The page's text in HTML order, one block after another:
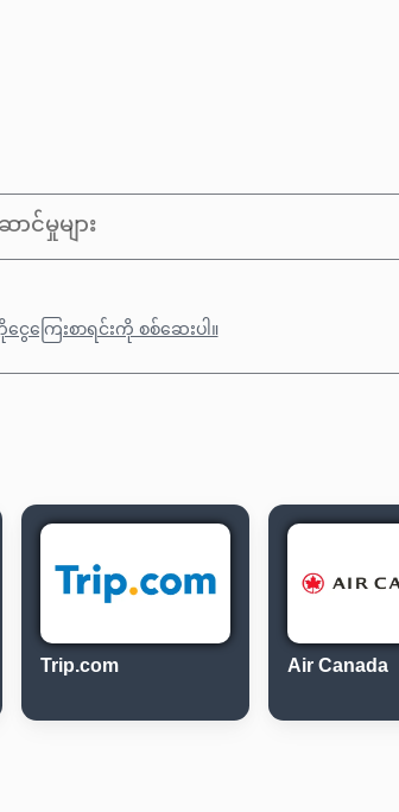
ာင်မှုများ
ကြေးစာရင်းကို စစ်ဆေးပါ။
Trip.com Air Canada